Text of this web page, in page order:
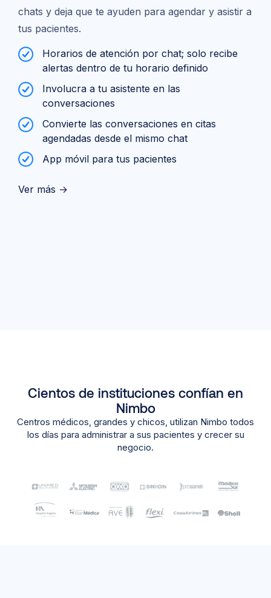
chats y deja que te ayuden para agendar y asistir a
tus pacientes.
Horarios de atención por chat; solo recibe
alertas dentro de tu horario definido
Involucra a tu asistente en las
conversaciones
Convierte las conversaciones en citas
agendadas desde el mismo chat
App móvil para tus pacientes
Ver más →
Cientos de instituciones confían en
Nimbo
Centros médicos, grandes y chicos, utilizan Nimbo todos
los días para administrar a sus pacientes y crecer su
negocio.